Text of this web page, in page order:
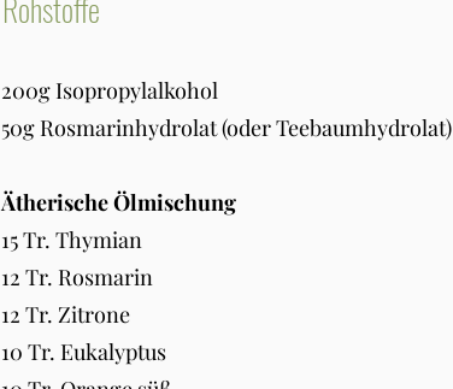
200g Isopropylalkohol
50g Rosmarinhydrolat (oder Teebaumhydrolat)
Ätherische Ölmischung
15 Tr. Thymian
12 Tr. Rosmarin
12 Tr. Zitrone
10 Tr. Eukalyptus